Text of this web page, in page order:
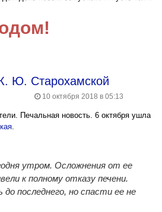
Ю. Старохамской
10 октября 2018 в 05:13
Печальная новость. 6 октября ушла
утром. Осложнения от ее
к полному отказу печени.
до последнего, но спасти ее не